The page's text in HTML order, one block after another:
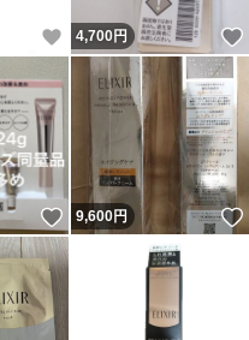
いいね！
4,700円
いいね！
9,600円